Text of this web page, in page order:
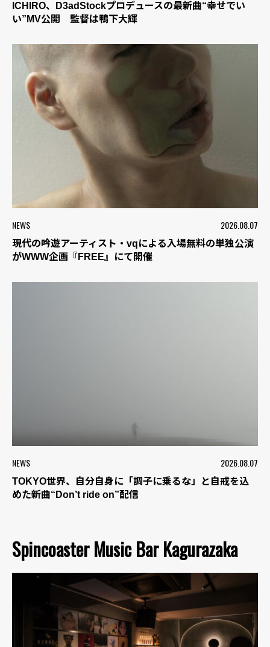
ICHIRO、D3adStockプロデュースの最新曲“幸せでい
い”MV公開 監督は鴨下大輝
NEWS 2026.08.07
現代の吟遊アーティスト・vqによる入場無料の単独公演
がWWW企画『FREE』にて開催
NEWS 2026.08.07
TOKYO世界、自分自身に「調子に乗るな」と自戒を込
めた新曲“Don’t ride on”配信
Spincoaster Music Bar Kagurazaka